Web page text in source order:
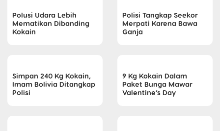
Polusi Udara Lebih
Mematikan Dibanding
Kokain
Polisi Tangkap Seekor
Merpati Karena Bawa
Ganja
Simpan 240 Kg Kokain,
Imam Bolivia Ditangkap
Polisi
9 Kg Kokain Dalam
Paket Bunga Mawar
Valentine’s Day